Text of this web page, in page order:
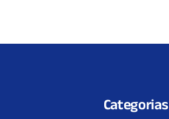
Categorias